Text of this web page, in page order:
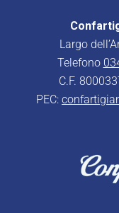
Largo
Telefono
C.F.
PEC: